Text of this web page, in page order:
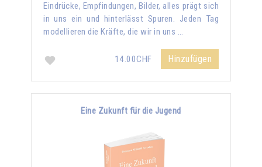
Eindrücke, Empfindungen, Bilder, alles prägt sich
in uns ein und hinterlässt Spuren. Jeden Tag
modellieren die Kräfte, die wir in uns …
14.00CHF Hinzufügen
Eine Zukunft für die Jugend